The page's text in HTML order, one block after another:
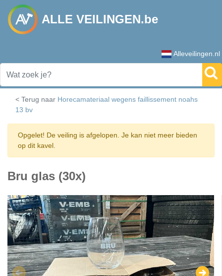
ALLE VEILINGEN.be
Alleveilingen.nl
< Terug naar Horecamateriaal wegens faillissement noahs
13 bv
Opgelet! De veiling is afgelopen. Je kan niet meer bieden
op dit kavel.
Bru glas (30x)